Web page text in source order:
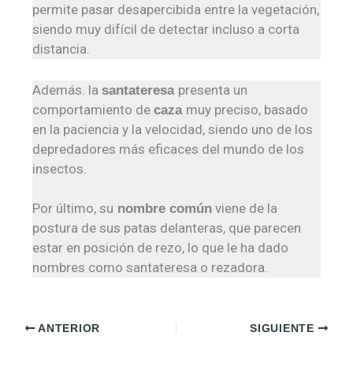
permite pasar desapercibida entre la vegetación,
siendo muy difícil de detectar incluso a corta
distancia.
Además. la santateresa presenta un
comportamiento decaza muy preciso, basado
en la paciencia y la velocidad, siendo uno de los
depredadores más eficaces del mundo de los
insectos.
Por último, su nombre común viene de la
postura de sus patas delanteras, que parecen
estar en posición de rezo, lo que le ha dado
nombres como santateresa o rezadora.
ANTERIOR SIGUIENTE